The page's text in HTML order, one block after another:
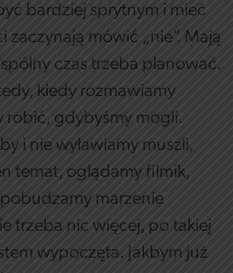
bardziej sprytnym i mieć
zaczynają mówić „nie”. Mają
czas trzeba planować.
kiedy rozmawiamy
robić, gdybyśmy mogli.
i nie wyławiamy muszli,
temat, oglądamy filmik,
marzenie
trzeba nic więcej, po takiej
wypoczęta. Jakbym już